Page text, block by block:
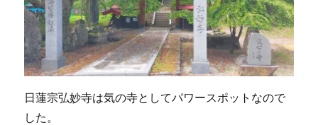
日蓮宗弘妙寺は気の寺としてパワースポットなので
した。